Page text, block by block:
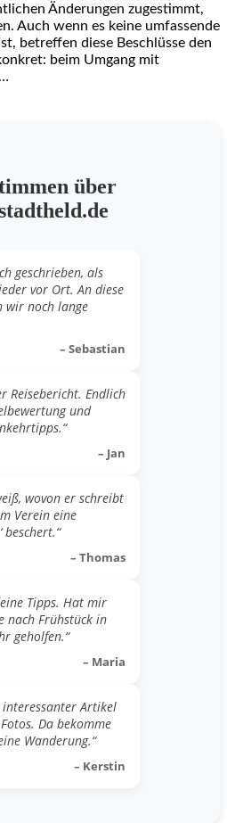
Änderungen zugestimmt,
Auch wenn es keine umfassende
betreffen diese Beschlüsse den
beim Umgang mit
über
geschrieben, als
vor Ort. An diese
wir noch lange
– Sebastian
Reisebericht. Endlich
und
– Jan
wovon er schreibt
Verein eine
beschert.“
– Thomas
Tipps. Hat mir
nach Frühstück in
geholfen.“
– Maria
Artikel
Da bekomme
Wanderung.“
– Kerstin